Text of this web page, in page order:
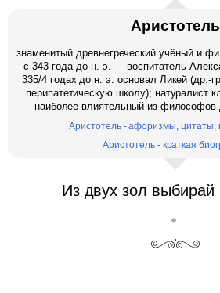
Аристотель
знаменитый древнегреческий учёный и
c 343 года до н. э. — воспитатель
335/4 годах до н. э. основал Ликей (др.-
перипатетическую школу); натуралист
наиболее влиятельный из философов
Аристотель - афоризмы, цитаты,
Аристотель - краткая
Из двух зол